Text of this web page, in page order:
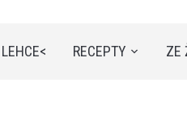
RECEPTY ZE